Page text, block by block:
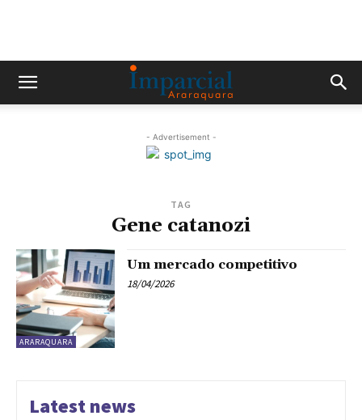
- Advertisement -
TAG
Gene catanozi
ARARAQUARA
Um mercado competitivo
18/04/2026
Latest news